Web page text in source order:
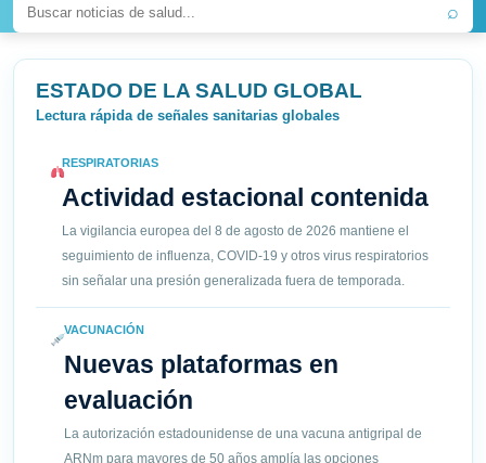
⌕
ESTADO DE LA SALUD GLOBAL
Lectura rápida de señales sanitarias globales
RESPIRATORIAS
Actividad estacional contenida
La vigilancia europea del 8 de agosto de 2026 mantiene el
seguimiento de influenza, COVID-19 y otros virus respiratorios
sin señalar una presión generalizada fuera de temporada.
VACUNACIÓN
Nuevas plataformas en
evaluación
La autorización estadounidense de una vacuna antigripal de
ARNm para mayores de 50 años amplía las opciones